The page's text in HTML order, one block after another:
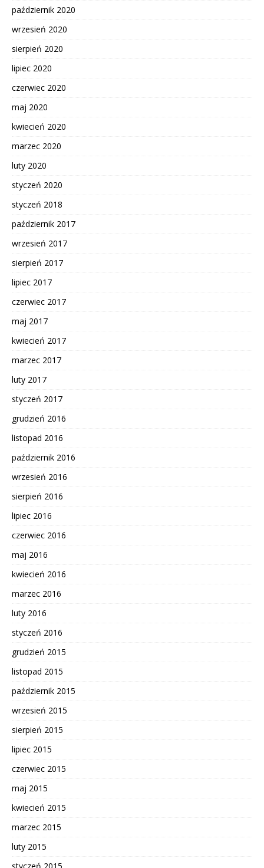
październik 2020
wrzesień 2020
sierpień 2020
lipiec 2020
czerwiec 2020
maj 2020
kwiecień 2020
marzec 2020
luty 2020
styczeń 2020
styczeń 2018
październik 2017
wrzesień 2017
sierpień 2017
lipiec 2017
czerwiec 2017
maj 2017
kwiecień 2017
marzec 2017
luty 2017
styczeń 2017
grudzień 2016
listopad 2016
październik 2016
wrzesień 2016
sierpień 2016
lipiec 2016
czerwiec 2016
maj 2016
kwiecień 2016
marzec 2016
luty 2016
styczeń 2016
grudzień 2015
listopad 2015
październik 2015
wrzesień 2015
sierpień 2015
lipiec 2015
czerwiec 2015
maj 2015
kwiecień 2015
marzec 2015
luty 2015